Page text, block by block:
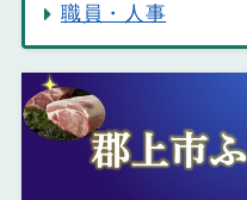
職員・人事